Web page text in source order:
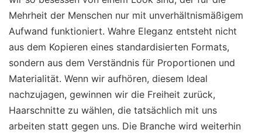
Mehrheit der Menschen nur mit unverhältnismäßigem
Aufwand funktioniert. Wahre Eleganz entsteht nicht
aus dem Kopieren eines standardisierten Formats,
sondern aus dem Verständnis für Proportionen und
Materialität. Wenn wir aufhören, diesem Ideal
nachzujagen, gewinnen wir die Freiheit zurück,
Haarschnitte zu wählen, die tatsächlich mit uns
arbeiten statt gegen uns. Die Branche wird weiterhin